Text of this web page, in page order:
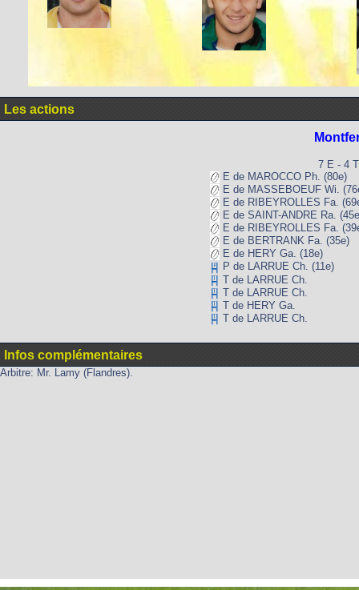
Les actions
7 E - 4
E de MAROCCO Ph. (80e)
E de MASSEBOEUF Wi.
E de RIBEYROLLES Fa.
E de SAINT-ANDRE Ra.
E de RIBEYROLLES Fa.
E de BERTRANK Fa. (35e)
E de HERY Ga. (18e)
P de LARRUE Ch. (11e)
T de LARRUE Ch.
T de LARRUE Ch.
T de HERY Ga.
T de LARRUE Ch.
Infos complémentaires
Arbitre: Mr. Lamy (Flandres).